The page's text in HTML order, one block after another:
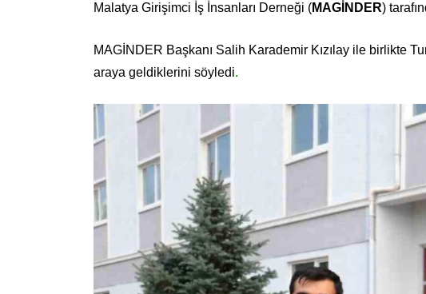
Malatya Girişimci İş İnsanları Derneği (MAGİNDER)
MAGİNDER Başkanı Salih Karademir Kızılay ile birlikte
araya geldiklerini söyledi.